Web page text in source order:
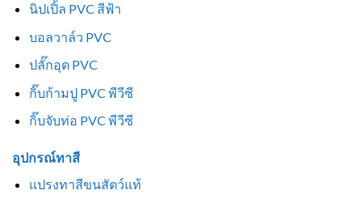
นิปเปิ้ล PVC สีฟ้า
บอลวาล์ว PVC
ปลั๊กอุด PVC
กิ๊บก้ามปู PVC พีวีซี
กิ๊บจับท่อ PVC พีวีซี
อุปกรณ์ทาสี
แปรงทาสีขนสัตว์แท้